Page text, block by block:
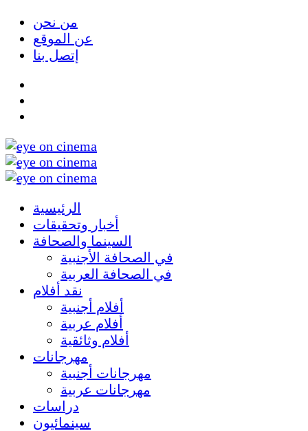
من نحن
عن الموقع
إتصل بنا
الرئيسية
أخبار وتحقيقات
السينما والصحافة
في الصحافة الأجنبية
في الصحافة العربية
نقد أفلام
أفلام أجنبية
أفلام عربية
أفلام وثائقية
مهرجانات
مهرجانات أجنبية
مهرجانات عربية
دراسات
سينمائيون